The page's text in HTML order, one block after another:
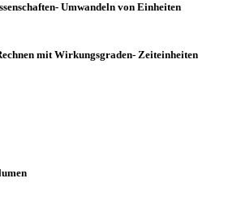
Umwandeln von Einheiten
mit Wirkungsgraden- Zeiteinheiten